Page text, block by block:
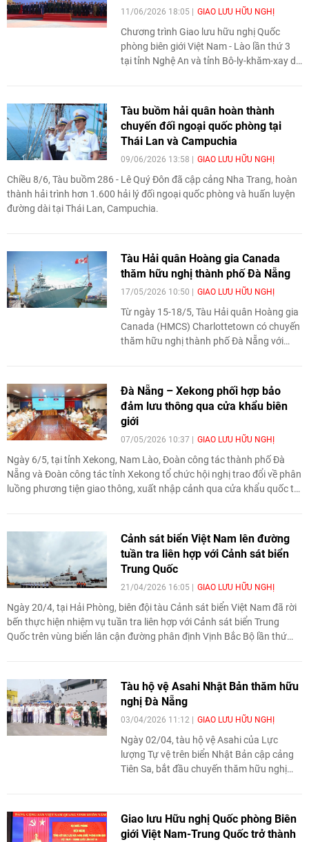
11/06/2026 18:05 GIAO LƯU HỮU NGHỊ
Chương trình Giao lưu hữu nghị Quốc
phòng biên giới Việt Nam - Lào lần thứ 3
tại tỉnh Nghệ An và tỉnh Bô-ly-khăm-xay dự
đối ngoại quốc phòng có ý nghĩa đặc biệt
quan trọng, góp phần tăng cường quan hệ
đoàn kết đặc biệt, hữu nghị truyền thống
và hợp tác toàn diện giữa hai nước.
Tàu buồm hải quân hoàn thành
chuyến đối ngoại quốc phòng tại
Thái Lan và Campuchia
09/06/2026 13:58 GIAO LƯU HỮU NGHỊ
Chiều 8/6, Tàu buồm 286 - Lê Quý Đôn đã cập cảng Nha Trang, hoàn
thành hải trình hơn 1.600 hải lý đối ngoại quốc phòng và huấn luyện
đường dài tại Thái Lan, Campuchia.
Tàu Hải quân Hoàng gia Canada
thăm hữu nghị thành phố Đà Nẵng
17/05/2026 10:50 GIAO LƯU HỮU NGHỊ
Từ ngày 15-18/5, Tàu Hải quân Hoàng gia
Canada (HMCS) Charlottetown có chuyến
thăm hữu nghị thành phố Đà Nẵng với
hệ Đối tác toàn diện Việt Nam - Canada
cũng như thúc đẩy kết nối giữa hải quân
và nhân dân hai nước.
Đà Nẵng – Xekong phối hợp bảo
đảm lưu thông qua cửa khẩu biên
giới
07/05/2026 10:37 GIAO LƯU HỮU NGHỊ
Ngày 6/5, tại tỉnh Xekong, Nam Lào, Đoàn công tác thành phố Đà
Nẵng và Đoàn công tác tỉnh Xekong tổ chức hội nghị trao đổi về phân
luồng phương tiện giao thông, xuất nhập cảnh qua cửa khẩu quốc tế
Cảnh sát biển Việt Nam lên đường
tuần tra liên hợp với Cảnh sát biển
Trung Quốc
21/04/2026 16:05 GIAO LƯU HỮU NGHỊ
Ngày 20/4, tại Hải Phòng, biên đội tàu Cảnh sát biển Việt Nam đã rời
bến thực hiện nhiệm vụ tuần tra liên hợp với Cảnh sát biển Trung
Quốc trên vùng biển lân cận đường phân định Vịnh Bắc Bộ lần thứ
Tàu hộ vệ Asahi Nhật Bản thăm hữu
nghị Đà Nẵng
03/04/2026 11:12 GIAO LƯU HỮU NGHỊ
Ngày 02/04, tàu hộ vệ Asahi của Lực
lượng Tự vệ trên biển Nhật Bản cập cảng
Tiên Sa, bắt đầu chuyến thăm hữu nghị
Giao lưu Hữu nghị Quốc phòng Biên
giới Việt Nam-Trung Quốc trở thành